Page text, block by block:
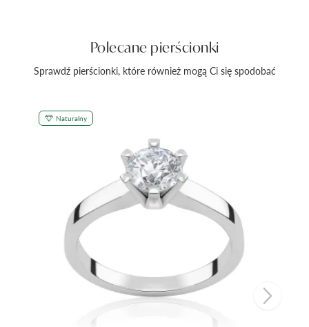
Polecane pierścionki
Sprawdź pierścionki, które również mogą Ci się spodobać
Naturalny